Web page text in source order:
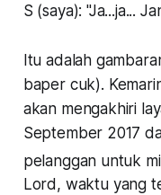
S (saya): "Ja...ja...
Itu adalah
baper cuk).
akan mengakhiri
September 2017
pelanggan untuk
Lord , waktu yang